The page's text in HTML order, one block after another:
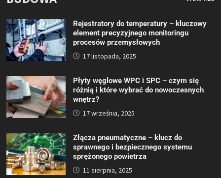
Rejestratory do temperatury – kluczowy
element precyzyjnego monitoringu
procesów przemysłowych
17 listopada, 2025
Płyty węglowe WPC i SPC – czym się
różnią i które wybrać do nowoczesnych
wnętrz?
17 września, 2025
Złącza pneumatyczne – klucz do
sprawnego i bezpiecznego systemu
sprężonego powietrza
11 sierpnia, 2025